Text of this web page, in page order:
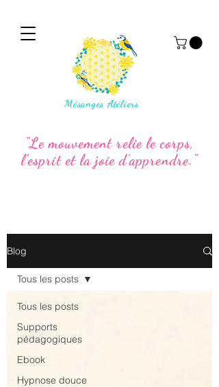
Mésanges Atéliers
“Le mouvement relie le corps,
l’esprit et la joie d’apprendre.”
Blog
Tous les posts
Supports
pédagogiques
Ebook
Hypnose douce
Tous les posts